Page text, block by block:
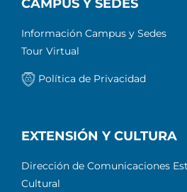
CAMPUS Y SEDES
Información Campus y Sedes
Tour Virtual
Política de Privacidad
EXTENSIÓN Y CULTURA
Dirección de Comunicaciones
Cultural